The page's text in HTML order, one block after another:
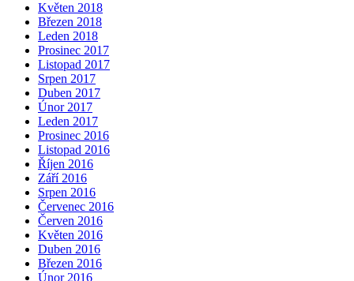
Květen 2018
Březen 2018
Leden 2018
Prosinec 2017
Listopad 2017
Srpen 2017
Duben 2017
Únor 2017
Leden 2017
Prosinec 2016
Listopad 2016
Říjen 2016
Září 2016
Srpen 2016
Červenec 2016
Červen 2016
Květen 2016
Duben 2016
Březen 2016
Únor 2016